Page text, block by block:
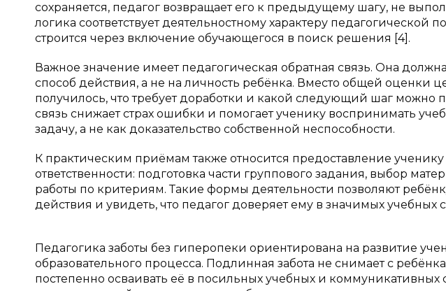
сохраняется, педагог возвращает его к предыдущему шагу, не
логика соответствует деятельностному характеру
строится через включение обучающегося в поиск решения [4].
Важное значение имеет педагогическая обратная связь. Она
способ действия, а не на личность ребёнка. Вместо общей оценки
получилось, что требует доработки и какой следующий шаг можно
связь снижает страх ошибки и помогает ученику воспринимать
задачу, а не как доказательство собственной неспособности.
К практическим приёмам также относится предоставление
ответственности: подготовка части группового задания, выбор
работы по критериям. Такие формы деятельности позволяют
действия и увидеть, что педагог доверяет ему в значимых учебных
Педагогика заботы без гиперопеки ориентирована на развитие
образовательного процесса. Подлинная забота не снимает с
постепенно осваивать её в посильных учебных и коммуникативных